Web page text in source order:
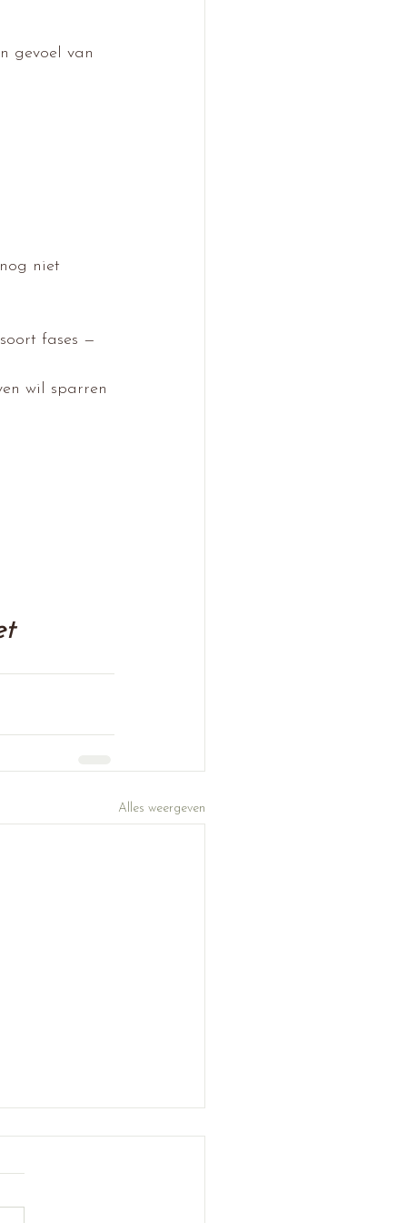
gevoel van
niet
fases —
wil sparren
Alles weergeven